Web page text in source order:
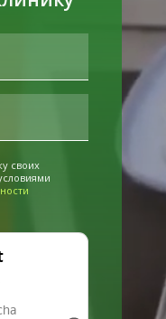
своих